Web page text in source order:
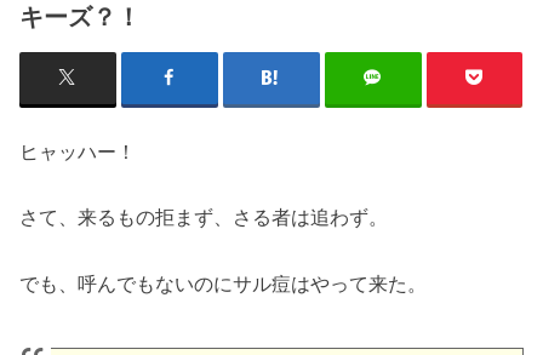
キーズ？！
ヒャッハー！
さて、来るもの拒まず、さる者は追わず。
でも、呼んでもないのにサル痘はやって来た。